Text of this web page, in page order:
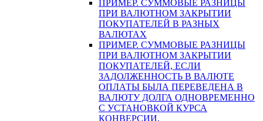
ПРИМЕР. СУММОВЫЕ РАЗНИЦЫ
ПРИ ВАЛЮТНОМ ЗАКРЫТИИ
ПОКУПАТЕЛЕЙ В РАЗНЫХ
ВАЛЮТАХ
ПРИМЕР. СУММОВЫЕ РАЗНИЦЫ
ПРИ ВАЛЮТНОМ ЗАКРЫТИИ
ПОКУПАТЕЛЕЙ, ЕСЛИ
ЗАДОЛЖЕННОСТЬ В ВАЛЮТЕ
ОПЛАТЫ БЫЛА ПЕРЕВЕДЕНА В
ВАЛЮТУ ДОЛГА ОДНОВРЕМЕННО
С УСТАНОВКОЙ КУРСА
КОНВЕРСИИ.